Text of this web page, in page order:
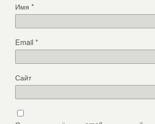
Имя *
Email*
Сайт